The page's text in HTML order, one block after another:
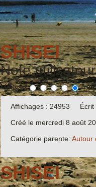
SHISEI
Note
Mauvais
Affichages : 24953
Créé le mercredi 8 août
Catégorie parente: Autour
SHISEI